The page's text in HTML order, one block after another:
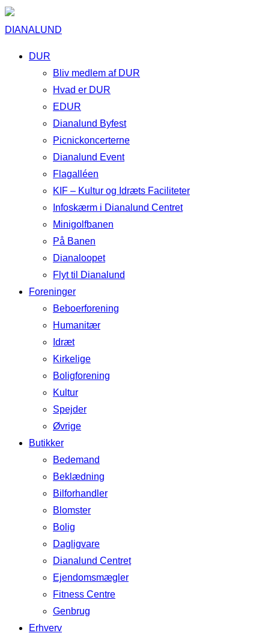
DIANALUND
DUR
Bliv medlem af DUR
Hvad er DUR
EDUR
Dianalund Byfest
Picnickoncerterne
Dianalund Event
Flagalléen
KIF – Kultur og Idræts Faciliteter
Infoskærm i Dianalund Centret
Minigolfbanen
På Banen
Dianaloopet
Flyt til Dianalund
Foreninger
Beboerforening
Humanitær
Idræt
Kirkelige
Boligforening
Kultur
Spejder
Øvrige
Butikker
Bedemand
Beklædning
Bilforhandler
Blomster
Bolig
Dagligvare
Dianalund Centret
Ejendomsmægler
Fitness Centre
Genbrug
Erhverv